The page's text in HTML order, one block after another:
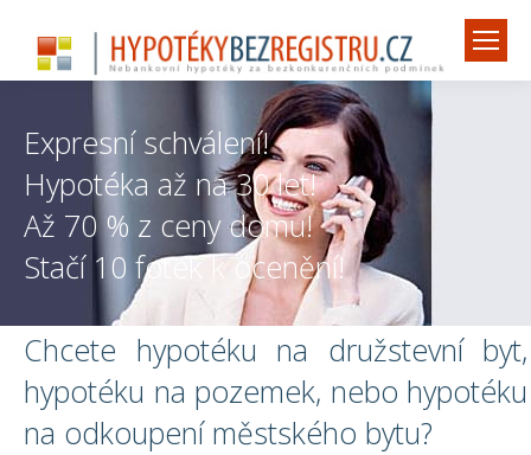
Expresní schválení!
Hypotéka až na 30 let!
Až 70 % z ceny domu!
Stačí 10 fotek k ocenění!
Chcete hypotéku na družstevní byt,
hypotéku na pozemek, nebo hypotéku
na odkoupení městského bytu?